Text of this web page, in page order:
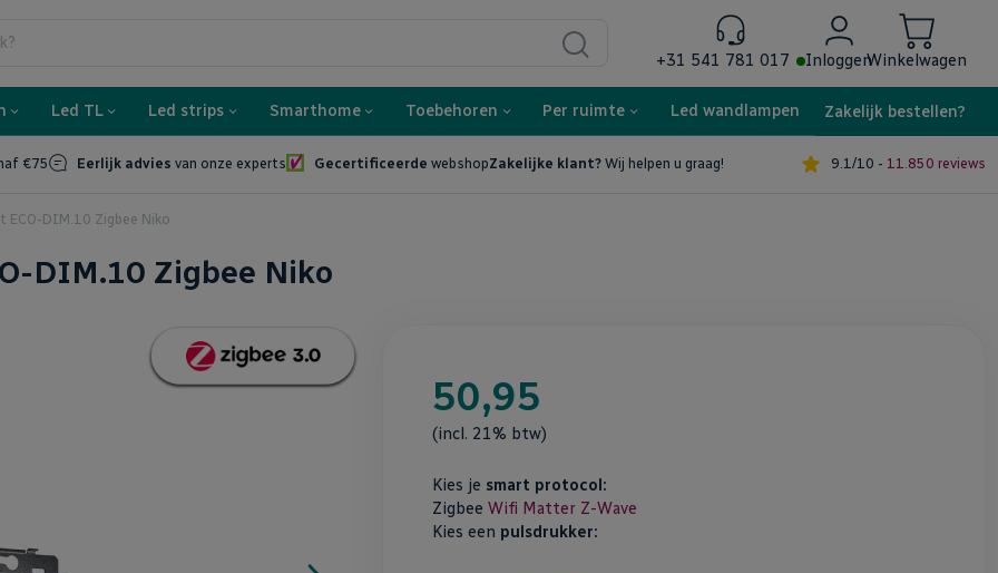
+31 541 781 017 InloggenWinkelwagen
Led TL Led strips Smarthome Toebehoren Per ruimte Led wandlampen Zakelijk bestellen?
€75 Eerlijk advies van onze experts Gecertificeerde webshopZakelijke klant? Wij helpen u graag! 9.1/10 - 11.850 reviews
DIM.10 Zigbee Niko
DIM.10 Zigbee Niko
50,95
(incl. 21% btw)
Kies je smart protocol:
Zigbee Wifi Matter Z-Wave
Kies een pulsdrukker: